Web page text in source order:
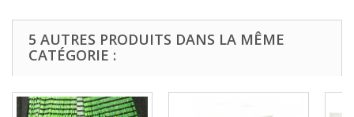
5 AUTRES PRODUITS DANS LA MÊME
CATÉGORIE :